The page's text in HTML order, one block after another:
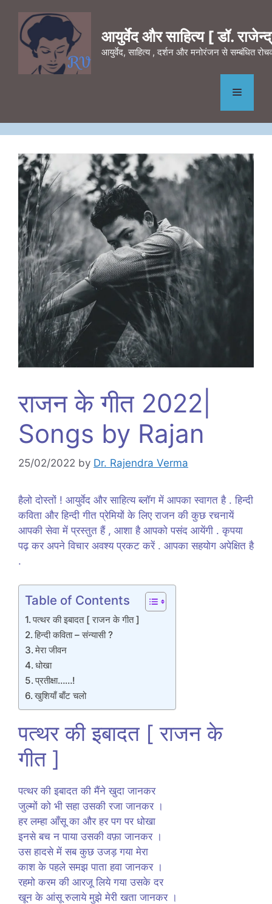
content
आयुर्वेद और साहित्य [ डॉ.
आयुर्वेद, साहित्य , दर्शन और मनोरंजन से सम्बंधित
Menu
राजन के गीत 2022|
Songs by Rajan
25/02/2022 by Dr. Rajendra Verma
हैलो दोस्तों ! आयुर्वेद और साहित्य ब्लॉग में आपका स्वागत है . हिन्दी
कविता और हिन्दी गीत प्रेमियों के लिए राजन की कुछ रचनायें
आपकी सेवा में प्रस्तुत हैं , आशा है आपको पसंद आयेंगी . कृपया
पढ़ कर अपने विचार अवश्य प्रकट करें . आपका सहयोग अपेक्षित है
.
Table of Contents
पत्थर की इबादत [ राजन के गीत ]
हिन्दी कविता – संन्यासी ?
मेरा जीवन
धोखा
प्रतीक्षा……!
खुशियाँ बाँट चलो
पत्थर की इबादत [ राजन के
गीत ]
पत्थर की इबादत की मैंने खुदा जानकर
जुल्मों को भी सहा उसकी रजा जानकर ।
हर लम्हा आँसू का और हर पग पर धोखा
इनसे बच न पाया उसकी वफ़ा जानकर ।
उस हादसे में सब कुछ उजड़ गया मेरा
काश के पहले समझ पाता हवा जानकर ।
रहमो करम की आरजू लिये गया उसके दर
खून के आंसू रुलाये मुझे मेरी खता जानकर ।